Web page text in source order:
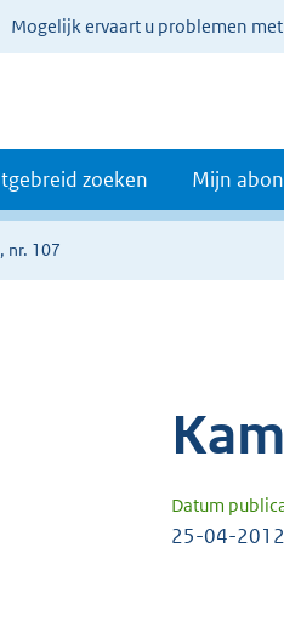
Mogelijk ervaart u problemen
zoeken Mijn
nr. 107
Datum
25-04-2012